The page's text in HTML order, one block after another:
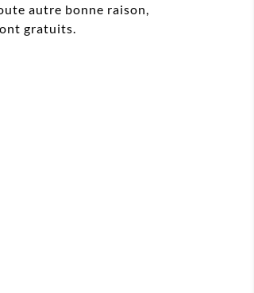
autre bonne raison,
gratuits.